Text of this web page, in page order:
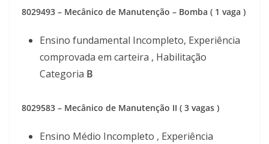
8029493 – Mecânico de Manutenção – Bomba ( 1 vaga )
Ensino fundamental Incompleto, Experiência
comprovada em carteira , Habilitação
Categoria B
8029583 – Mecânico de Manutenção II ( 3 vagas )
Ensino Médio Incompleto , Experiência